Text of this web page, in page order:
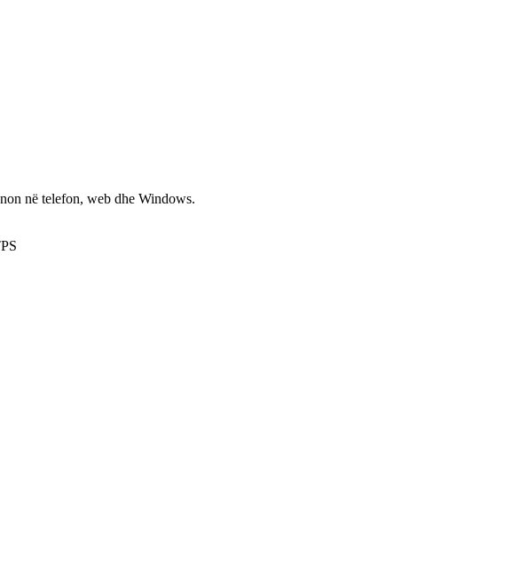
në telefon, web dhe Windows.